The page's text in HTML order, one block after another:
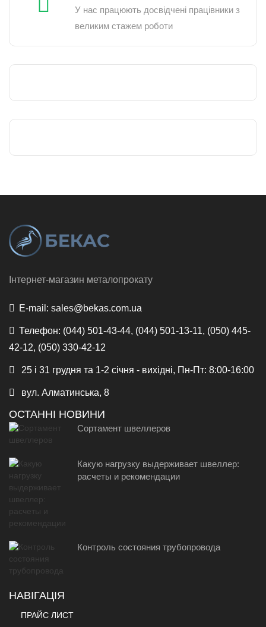
У нас працюють досвідчені працівники з
великим стажем роботи
Інтернет-магазин металопрокату
E-mail: sales@bekas.com.ua
Телефон: (044) 501-43-44, (044) 501-13-11, (050) 445-
42-12, (050) 330-42-12
25 і 31 грудня та 1-2 січня - вихідні, Пн-Пт: 8:00-16:00
вул. Алматинська, 8
ОСТАННІ НОВИНИ
Сортамент швеллеров
Какую нагрузку выдерживает швеллер:
расчеты и рекомендации
Контроль состояния трубопровода
НАВІГАЦІЯ
ПРАЙС ЛИСТ